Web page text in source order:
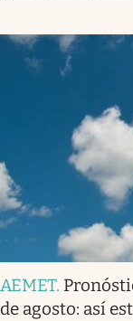
AEMET.
de agosto: así